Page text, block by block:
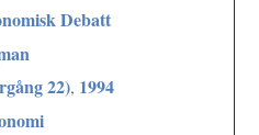
Debatt
22), 1994